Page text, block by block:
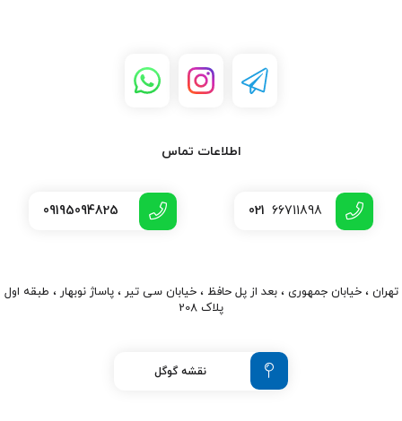
اطلاعات تماس
021 66711898
09195094825
تهران ، خیابان جمهوری ، بعد از پل حافظ ، خیابان سی تیر ، پاساژ نوبهار ، طبقه اول
پلاک 208
نقشه گوگل